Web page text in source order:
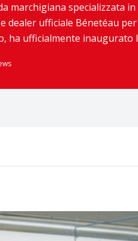
marchigiana specializzata
dealer ufficiale Bénetéau
ha ufficialmente inaugurato